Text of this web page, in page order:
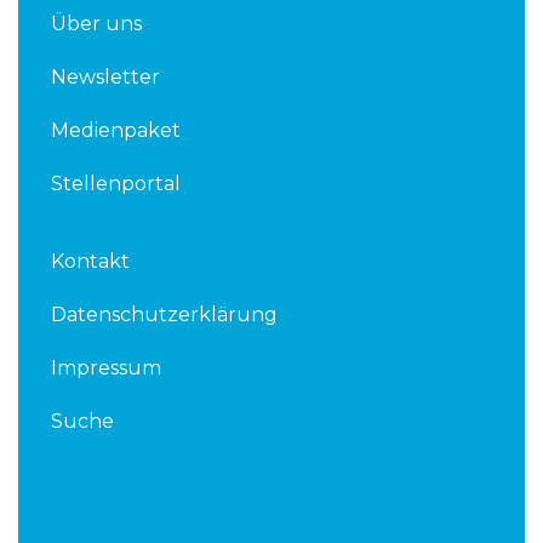
Über uns
Newsletter
Medienpaket
Stellenportal
Kontakt
Datenschutzerklärung
Impressum
Suche